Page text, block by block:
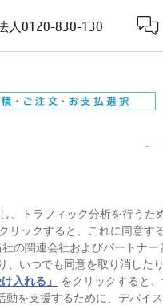
人 0120-830-130
法
、トラフィック分析を行うた
リックすると、これに同意す
社の関連会社およびパートナー
いつでも同意を取り消したり
入れる」
をクリックすると、
動を支援するために、デバイ